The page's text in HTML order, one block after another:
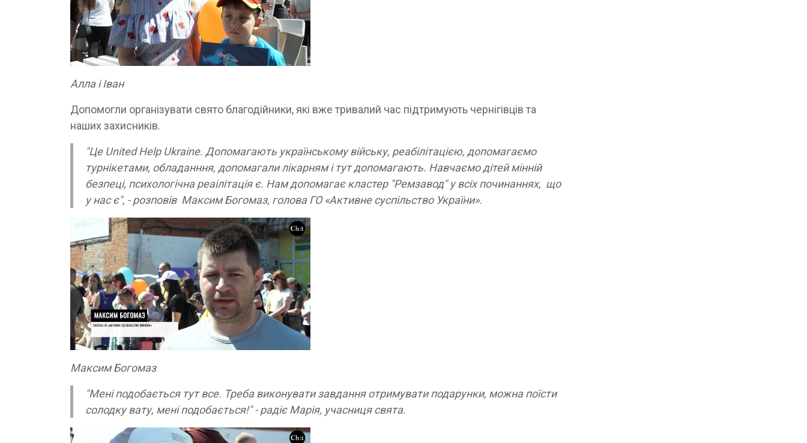
Алла і Іван
Допомогли організувати свято благодійники, які вже тривалий час підтримують чернігівців та
наших захисників.
"Це United Help Ukraine. Допомагають українському війську, реабілітацією, допомагаємо
турнікетами, обладанння, допомагали лікарням і тут допомагають. Навчаємо дітей мінній
безпеці, психологічна реаілітація є. Нам допомагає кластер "Ремзавод" у всіх починаннях, що
у нас є", - розповів Максим Богомаз, голова ГО «Активне суспільство України».
Максим Богомаз
"Мені подобається тут все. Треба виконувати завдання отримувати подарунки, можна поїсти
солодку вату, мені подобається!" - радіє Марія, учасниця свята.